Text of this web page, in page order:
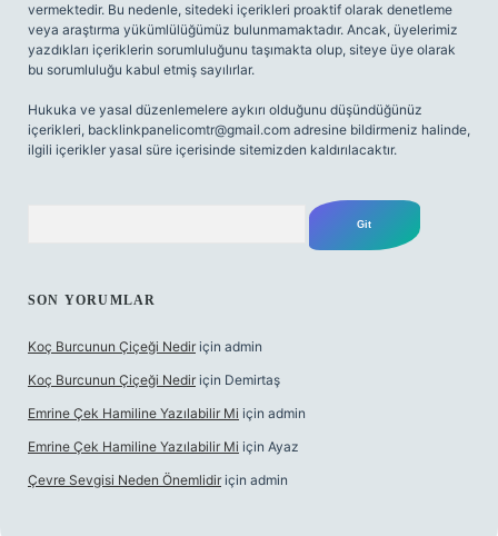
vermektedir. Bu nedenle, sitedeki içerikleri proaktif olarak denetleme
veya araştırma yükümlülüğümüz bulunmamaktadır. Ancak, üyelerimiz
yazdıkları içeriklerin sorumluluğunu taşımakta olup, siteye üye olarak
bu sorumluluğu kabul etmiş sayılırlar.
Hukuka ve yasal düzenlemelere aykırı olduğunu düşündüğünüz
içerikleri, backlinkpanelicomtr@gmail.com adresine bildirmeniz halinde,
ilgili içerikler yasal süre içerisinde sitemizden kaldırılacaktır.
SON YORUMLAR
Koç Burcunun Çiçeği Nedir için admin
Koç Burcunun Çiçeği Nedir için Demirtaş
Emrine Çek Hamiline Yazılabilir Mi için admin
Emrine Çek Hamiline Yazılabilir Mi için Ayaz
Çevre Sevgisi Neden Önemlidir için admin